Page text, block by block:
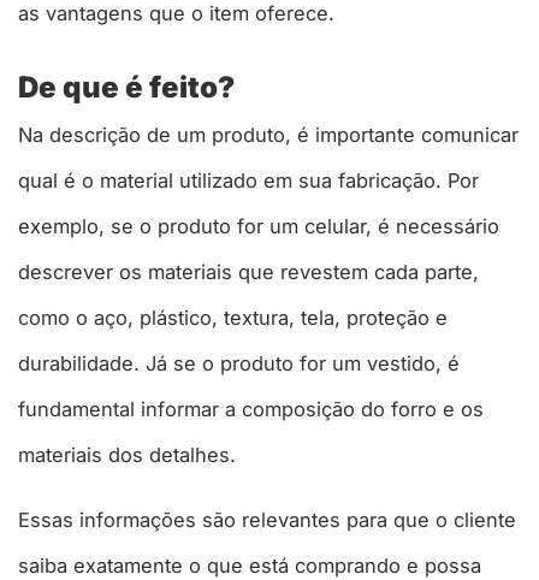
as vantagens que o item oferece.
De que é feito?
Na descrição de um produto, é importante comunicar
qual é o material utilizado em sua fabricação. Por
exemplo, se o produto for um celular, é necessário
descrever os materiais que revestem cada parte,
como o aço, plástico, textura, tela, proteção e
durabilidade. Já se o produto for um vestido, é
fundamental informar a composição do forro e os
materiais dos detalhes.
Essas informações são relevantes para que o cliente
saiba exatamente o que está comprando e possa